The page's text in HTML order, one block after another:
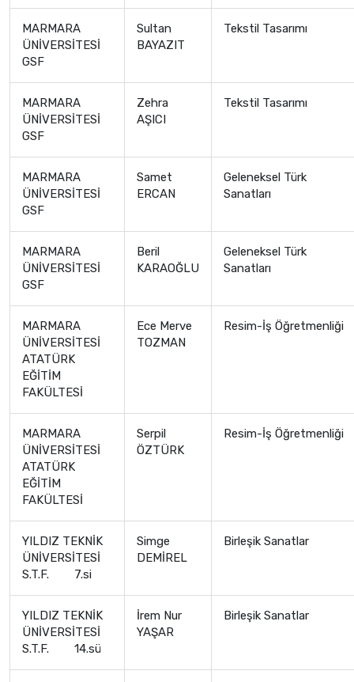
MARMARA
ÜNİVERSİTESİ
GSF
Sultan
BAYAZIT
Tekstil Tasarımı
MARMARA
ÜNİVERSİTESİ
GSF
Zehra
AŞICI
Tekstil Tasarımı
MARMARA
ÜNİVERSİTESİ
GSF
Samet
ERCAN
Geleneksel Türk
Sanatları
MARMARA
ÜNİVERSİTESİ
GSF
Beril
KARAOĞLU
Geleneksel Türk
Sanatları
MARMARA
ÜNİVERSİTESİ
ATATÜRK
EĞİTİM
FAKÜLTESİ
Ece Merve
TOZMAN
Resim-İş Öğretmenliği
MARMARA
ÜNİVERSİTESİ
ATATÜRK
EĞİTİM
FAKÜLTESİ
Serpil
ÖZTÜRK
Resim-İş Öğretmenliği
YILDIZ TEKNİK
ÜNİVERSİTESİ
S.T.F. 7.si
Simge
DEMİREL
Birleşik Sanatlar
YILDIZ TEKNİK
ÜNİVERSİTESİ
S.T.F. 14.sü
İrem Nur
YAŞAR
Birleşik Sanatlar